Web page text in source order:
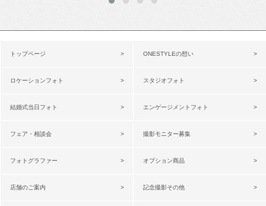
トップページ ONESTYLEの想い
ロケーションフォト スタジオフォト
結婚式当日フォト エンゲージメントフォト
フェア・相談会 撮影モニター募集
フォトグラファー オプション商品
店舗のご案内 記念撮影その他